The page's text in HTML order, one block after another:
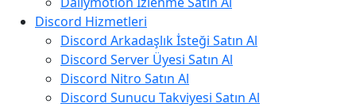
Discord Hizmetleri
Discord Arkadaşlık İsteği Satın Al
Discord Server Üyesi Satın Al
Discord Nitro Satın Al
Discord Sunucu Takviyesi Satın Al